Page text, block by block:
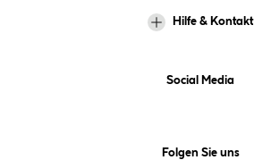
Hilfe & Kontakt
Social Media
Folgen Sie uns